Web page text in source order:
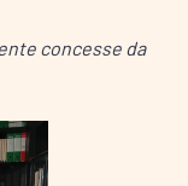
concesse da